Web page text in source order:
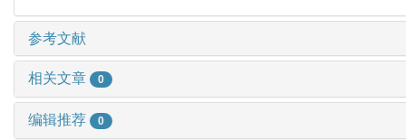
参考文献
相关文章 0
编辑推荐 0